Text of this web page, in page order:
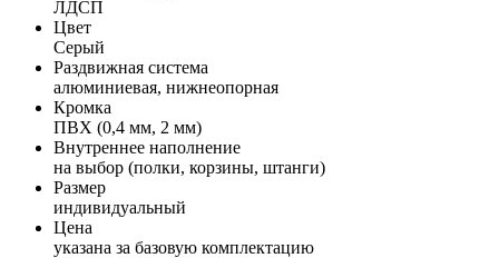
ЛДСП
Цвет
Серый
Раздвижная система
алюминиевая, нижнеопорная
Кромка
ПВХ (0,4 мм, 2 мм)
Внутреннее наполнение
на выбор (полки, корзины, штанги)
Размер
индивидуальный
Цена
указана за базовую комплектацию